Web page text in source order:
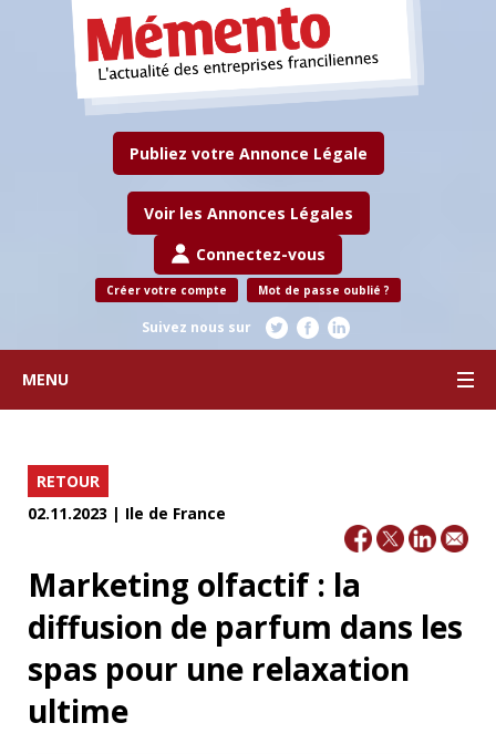
Publiez votre Annonce Légale
Voir les Annonces Légales
Connectez-vous
Créer votre compte Mot de passe oublié ?
Suivez nous sur
MENU
RETOUR
02.11.2023 | Ile de France
Marketing olfactif : la
diffusion de parfum dans les
spas pour une relaxation
ultime